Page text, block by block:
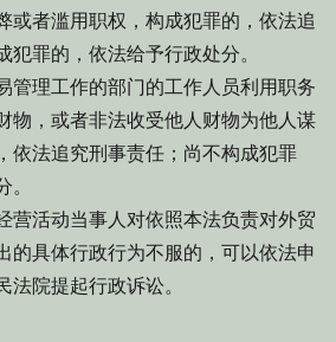
或者滥用职权，构成犯罪的，依法追
犯罪的，依法给予行政处分。
管理工作的部门的工作人员利用职务
物，或者非法收受他人财物为他人谋
依法追究刑事责任；尚不构成犯罪
营活动当事人对依照本法负责对外贸
的具体行政行为不服的，可以依法申
院提起行政诉讼。